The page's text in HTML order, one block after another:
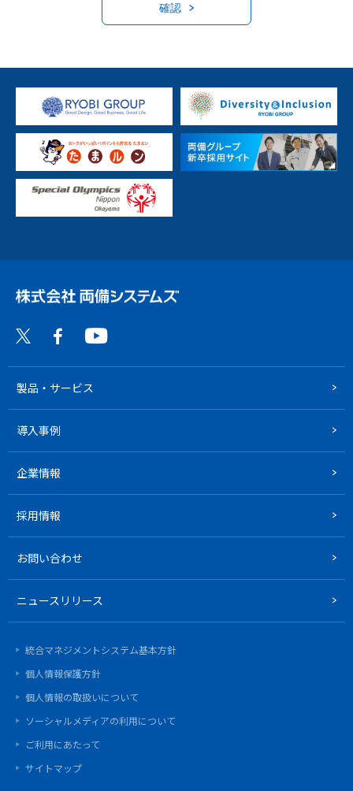
確認
製品・サービス
導入事例
企業情報
採用情報
お問い合わせ
ニュースリリース
統合マネジメントシステム基本方針
個人情報保護方針
個人情報の取扱いについて
ソーシャルメディアの利用について
ご利用にあたって
サイトマップ